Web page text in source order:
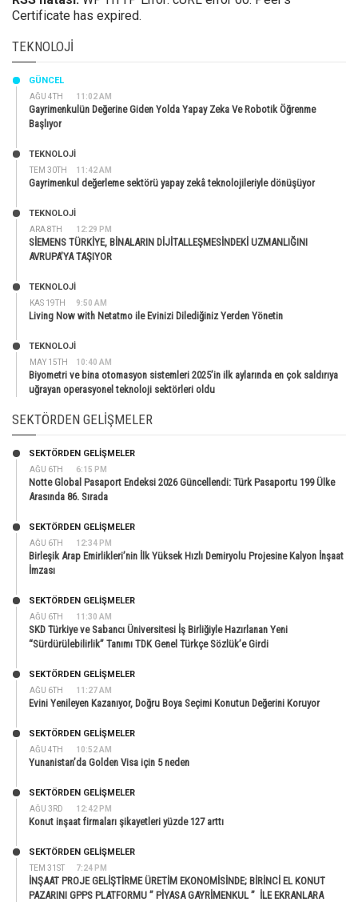
Certificate has expired.
TEKNOLOJI
AĞU 4TH 11:02 AM
GÜNCEL
Gayrimenkulün Değerine Giden Yolda Yapay Zeka Ve Robotik Öğrenme
Başlıyor
TEM 30TH 11:42 AM
TEKNOLOJİ
Gayrimenkul değerleme sektörü yapay zekâ teknolojileriyle dönüşüyor
ARA 8TH 12:29 PM
TEKNOLOJİ
SİEMENS TÜRKİYE, BİNALARIN DİJİTALLEŞMESİNDEKİ UZMANLIĞINI
AVRUPA’YA TAŞIYOR
KAS 19TH 9:50 AM
TEKNOLOJİ
Living Now with Netatmo ile Evinizi Dilediğiniz Yerden Yönetin
MAY 15TH 10:40 AM
TEKNOLOJİ
Biyometri ve bina otomasyon sistemleri 2025’in ilk aylarında en çok saldırıya
uğrayan operasyonel teknoloji sektörleri oldu
SEKTÖRDEN GELIŞMELER
AĞU 6TH 6:15 PM
SEKTÖRDEN GELIŞMELER
Notte Global Pasaport Endeksi 2026 Güncellendi: Türk Pasaportu 199 Ülke
Arasında 86. Sırada
AĞU 6TH 12:34 PM
SEKTÖRDEN GELIŞMELER
Birleşik Arap Emirlikleri’nin İlk Yüksek Hızlı Demiryolu Projesine Kalyon İnşaat
İmzası
AĞU 6TH 11:30 AM
SEKTÖRDEN GELIŞMELER
SKD Türkiye ve Sabancı Üniversitesi İş Birliğiyle Hazırlanan Yeni
“Sürdürülebilirlik” Tanımı TDK Genel Türkçe Sözlük’e Girdi
AĞU 6TH 11:27 AM
SEKTÖRDEN GELIŞMELER
Evini Yenileyen Kazanıyor, Doğru Boya Seçimi Konutun Değerini Koruyor
AĞU 4TH 10:52 AM
SEKTÖRDEN GELIŞMELER
Yunanistan’da Golden Visa için 5 neden
AĞU 3RD 12:42 PM
SEKTÖRDEN GELIŞMELER
Konut inşaat firmaları şikayetleri yüzde 127 arttı
TEM 31ST 7:24 PM
SEKTÖRDEN GELIŞMELER
İNŞAAT PROJE GELİŞTİRME ÜRETİM EKONOMİSİNDE; BİRİNCİ EL KONUT
PAZARINI GPPS PLATFORMU ” PİYASA GAYRİMENKUL ” İLE EKRANLARA